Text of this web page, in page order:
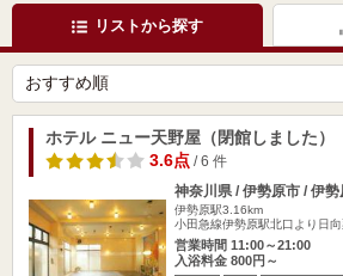
リストから探す
ホテル ニュー天野屋（閉館しました）
3.6点/ 6 件
神奈川県 / 伊勢原市 / 伊勢
伊勢原駅3.16km
小田急線伊勢原駅北口より日
営業時間 11:00～21:00
入浴料金 800円～